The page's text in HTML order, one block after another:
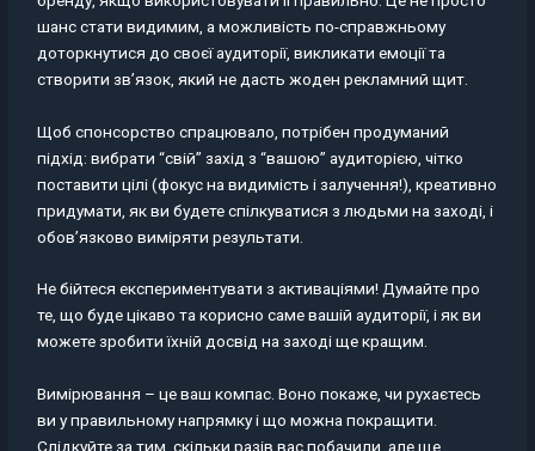
шанс стати видимим, а можливість по-справжньому
доторкнутися до своєї аудиторії, викликати емоції та
створити зв’язок, який не дасть жоден рекламний щит.
Щоб спонсорство спрацювало, потрібен продуманий
підхід: вибрати “свій” захід з “вашою” аудиторією, чітко
поставити цілі (фокус на видимість і залучення!), креативно
придумати, як ви будете спілкуватися з людьми на заході, і
обов’язково виміряти результати.
Не бійтеся експериментувати з активаціями! Думайте про
те, що буде цікаво та корисно саме вашій аудиторії, і як ви
можете зробити їхній досвід на заході ще кращим.
Вимірювання – це ваш компас. Воно покаже, чи рухаєтесь
ви у правильному напрямку і що можна покращити.
Слідкуйте за тим, скільки разів вас побачили, але ще